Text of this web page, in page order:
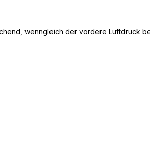
wenngleich der vordere Luftdruck